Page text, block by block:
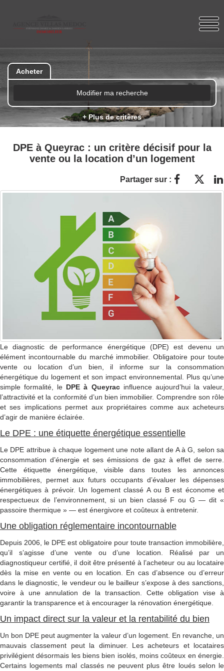
Acheter
Modifier ma recherche
+ Plus de critères
DPE à Queyrac : un critère décisif pour la
vente ou la location d’un logement
Partager sur :
Le diagnostic de performance énergétique (DPE) est devenu un
élément incontournable du marché immobilier. Obligatoire pour toute
vente ou location d’un bien, il informe sur la consommation
énergétique du logement et son impact environnemental. Plus qu’une
simple formalité, le DPE à Queyracinfluence aujourd’hui la valeur,
l’attractivité et la conformité d’un bien immobilier. Comprendre son rôle
et ses implications permet aux propriétaires comme aux acheteurs
d’agir de manière éclairée.
Le DPE : une étiquette énergétique essentielle
Le DPE attribue à chaque logement une note allant de A à G, selon sa
consommation d’énergie et ses émissions de gaz à effet de serre.
Cette étiquette énergétique, visible dans toutes les annonces
immobilières, permet aux futurs occupants d’évaluer les dépenses
énergétiques à prévoir. Un logement classé A ou B est économe et
respectueux de l’environnement, si un bien classé F ou G — dit «
passoire thermique » — est énergivore et coûteux à entretenir.
Une obligation réglementaire incontournable
Depuis 2006, le DPE est obligatoire pour toute transaction immobilière,
qu’il s’agisse d’une vente ou d’une location. Réalisé par un
diagnostiqueur certifié, il doit être présenté à l’acheteur ou au locataire
dès la mise en vente ou en location. En cas d’absence ou d’erreur
dans le diagnostic, le vendeur ou le bailleur s’expose à des sanctions,
voire à une annulation de la transaction. Cette obligation vise à
garantir la transparence et à encourager la rénovation énergétique.
Un impact direct sur la valeur et la rentabilité du bien
Un bon DPE peut augmenter la valeur d’un logement. En revanche, un
mauvais classement peut la diminuer. Les acheteurs et locataires
privilégient désormais les biens bien isolés, moins coûteux en énergie.
Certains logements mal classés ne peuvent plus être loués selon le